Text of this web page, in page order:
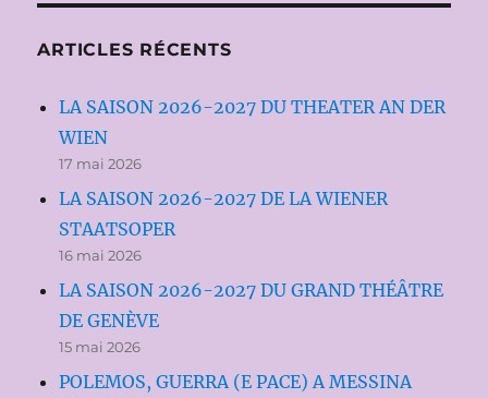
ARTICLES RÉCENTS
LA SAISON 2026-2027 DU THEATER AN DER
WIEN
17 mai 2026
LA SAISON 2026-2027 DE LA WIENER
STAATSOPER
16 mai 2026
LA SAISON 2026-2027 DU GRAND THÉÂTRE
DE GENÈVE
15 mai 2026
POLEMOS, GUERRA (E PACE) A MESSINA